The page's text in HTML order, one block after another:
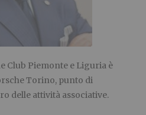
Club Piemonte e Liguria è
Torino, punto di
delle attività associative.